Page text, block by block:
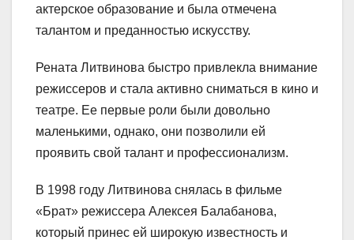
актерское образование и была отмечена
талантом и преданностью искусству.
Рената Литвинова быстро привлекла внимание
режиссеров и стала активно сниматься в кино и
театре. Ее первые роли были довольно
маленькими, однако, они позволили ей
проявить свой талант и профессионализм.
В 1998 году Литвинова снялась в фильме
«Брат» режиссера Алексея Балабанова,
который принес ей широкую известность и